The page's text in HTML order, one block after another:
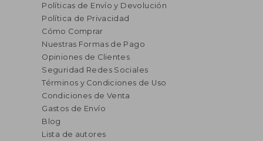
Políticas de Envío y Devolución
Política de Privacidad
Cómo Comprar
Nuestras Formas de Pago
Opiniones de Clientes
Seguridad Redes Sociales
Términos y Condiciones de Uso
Condiciones de Venta
Gastos de Envío
Blog
Lista de autores